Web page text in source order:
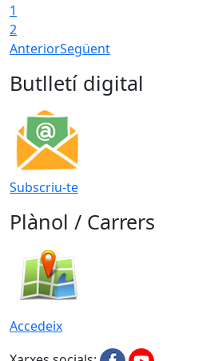
1
2
AnteriorSegüent
Butlletí digital
Subscriu-te
Plànol / Carrers
Accedeix